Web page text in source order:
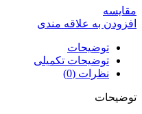
مقايسه
افزودن به علاقه مندی
توضیحات
توضیحات تکمیلی
نظرات (0)
توضیحات